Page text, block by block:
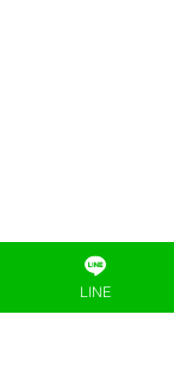
LINE